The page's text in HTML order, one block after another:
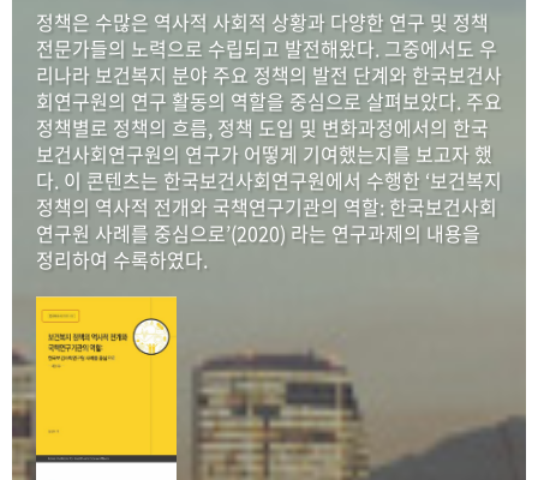
정책과 연구 키워드로 보는 연구 역사
연구자들
간행물 변천사
기록물 아카이브
사진 아카이브 문서 기록물 행정박물 영상 기록물
50+1주년 기념
성과 50선 숫자로 보는 50년
세계와 함께 한 KIHASA
VR 역사관
정책은 수많은 역사적 사회적 상황과 다양한 연구 및 정책
전문가들의 노력으로 수립되고 발전해왔다. 그중에서도 우
리나라 보건복지 분야 주요 정책의 발전 단계와 한국보건사
회연구원의 연구 활동의 역할을 중심으로 살펴보았다. 주요
정책별로 정책의 흐름, 정책 도입 및 변화과정에서의 한국
보건사회연구원의 연구가 어떻게 기여했는지를 보고자 했
다. 이 콘텐츠는 한국보건사회연구원에서 수행한 ‘보건복지
정책의 역사적 전개와 국책연구기관의 역할: 한국보건사회
연구원 사례를 중심으로’(2020) 라는 연구과제의 내용을
정리하여 수록하였다.